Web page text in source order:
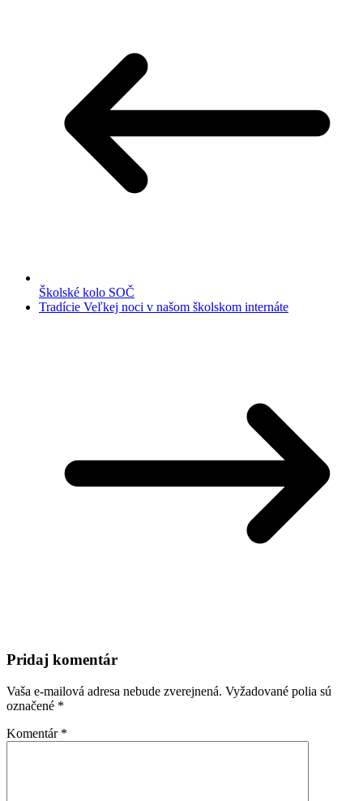
Školské kolo SOČ
Tradície Veľkej noci v našom školskom internáte
Pridaj komentár
Vaša e-mailová adresa nebude zverejnená. Vyžadované polia sú
označené *
Komentár *